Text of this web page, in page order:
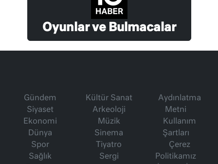
Oyunlar ve Bulmacalar
Gündem
Siyaset
Ekonomi
Dünya
Spor
Sağlık
Kültür Sanat
Arkeoloji
Müzik
Sinema
Tiyatro
Sergi
Aydınlatma
Metni
Kullanım
Şartları
Çerez
Politikamız